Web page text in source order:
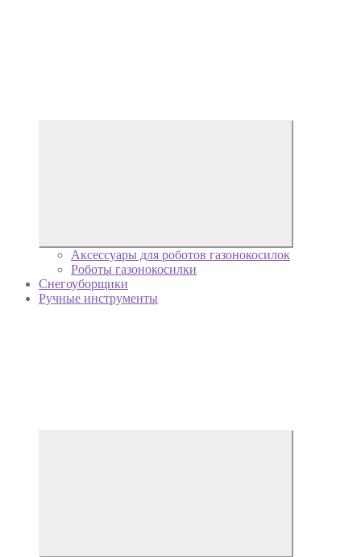
Аксессуары для роботов газонокосилок
Роботы газонокосилки
Снегоуборщики
Ручные инструменты